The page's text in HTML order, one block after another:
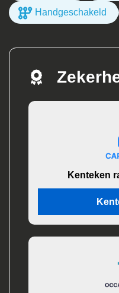
Handgeschakeld
Kenteken